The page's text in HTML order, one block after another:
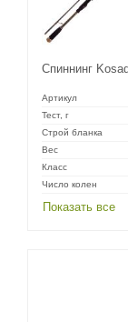
Спиннинг
Артикул
Тест, г
Строй бланка
Вес
Класс
Число колен
Показать все